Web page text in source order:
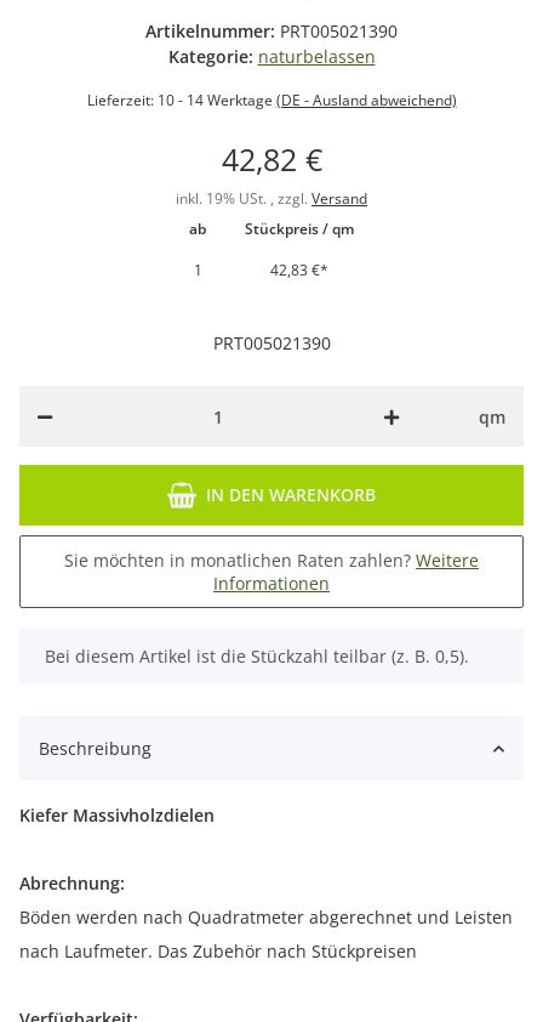
Artikelnummer: PRT005021390
Kategorie: naturbelassen
Lieferzeit: 10 - 14 Werktage (DE - Ausland abweichend)
42,82 €
inkl. 19% USt. , zzgl. Versand
ab
Stückpreis / qm
1
42,83 €*
PRT005021390
qm
IN DEN WARENKORB
Sie möchten in monatlichen Raten zahlen? Weitere
Informationen
x
Bei diesem Artikel ist die Stückzahl teilbar (z. B. 0,5).
Beschreibung
Kiefer Massivholzdielen
Abrechnung:
Böden werden nach Quadratmeter abgerechnet und Leisten
nach Laufmeter. Das Zubehör nach Stückpreisen